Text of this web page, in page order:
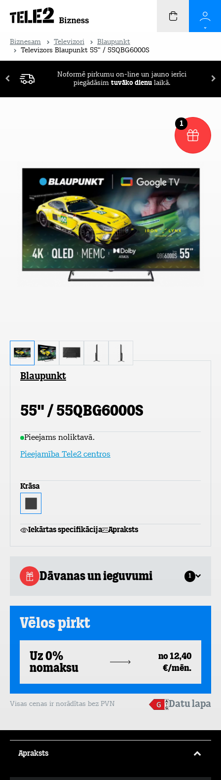
Biznesam Televizori
Blaupunkt
Televizors Blaupunkt 55" / 55QBG6000S
Noformē pirkumu on-line un jauno ierīci
piegādāsim tuvāko dienu laikā.
1
Blaupunkt
55" / 55QBG6000S
Pieejams noliktavā.
Pieejamība Tele2 centros
Krāsa
Iekārtas specifikācija Apraksts
Dāvanas un ieguvumi 1
Vēlos pirkt
Uz 0%
nomaksu
no 12,40
€/mēn.
Visas cenas ir norādītas bez PVN Datu lapa
Apraksts